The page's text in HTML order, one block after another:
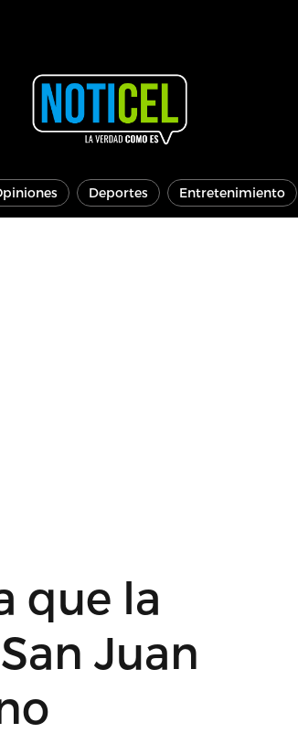
Deportes Entretenimiento
que la
Juan